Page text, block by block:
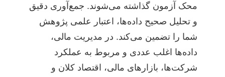
محک آزمون گذاشته می‌شوند. جمع‌آوری دقیق
و تحلیل صحیح داده‌ها، اعتبار علمی پژوهش
شما را تضمین می‌کند. در مدیریت مالی،
داده‌ها اغلب عددی و مربوط به عملکرد
شرکت‌ها، بازارهای مالی، اقتصاد کلان و